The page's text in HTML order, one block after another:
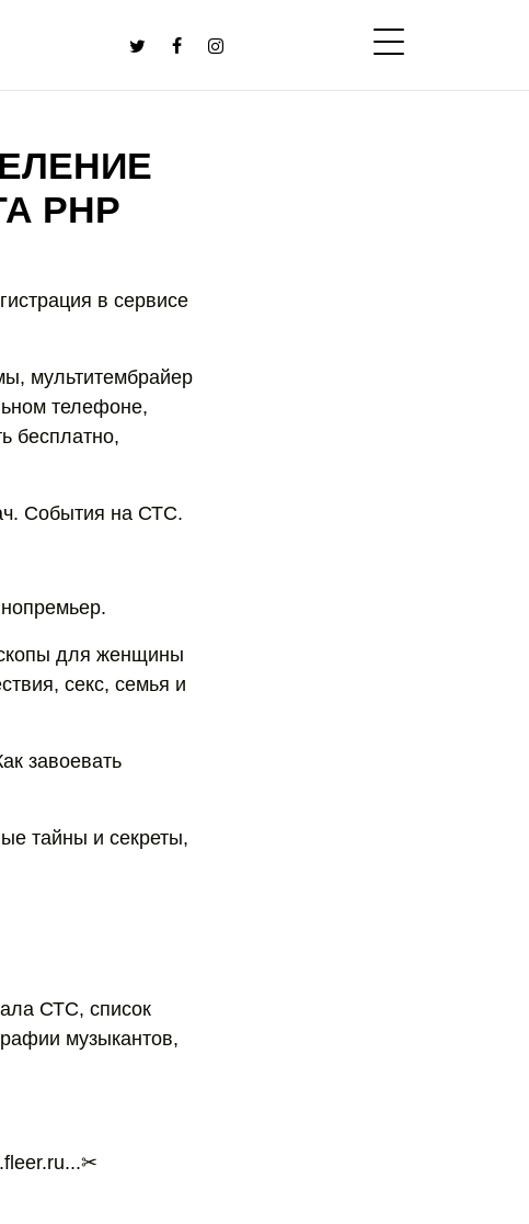
PHP
в сервисе
мультитембрайер
телефоне,
бесплатно,
События на СТС.
для женщины
секс, семья и
завоевать
тайны и секреты,
СТС, список
музыкантов,